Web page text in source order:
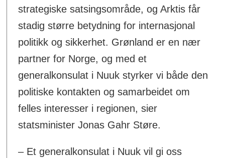
strategiske satsingsområde, og Arktis får
stadig større betydning for internasjonal
politikk og sikkerhet. Grønland er en nær
partner for Norge, og med et
generalkonsulat i Nuuk styrker vi både den
politiske kontakten og samarbeidet om
felles interesser i regionen, sier
statsminister Jonas Gahr Støre.
– Et generalkonsulat i Nuuk vil gi oss